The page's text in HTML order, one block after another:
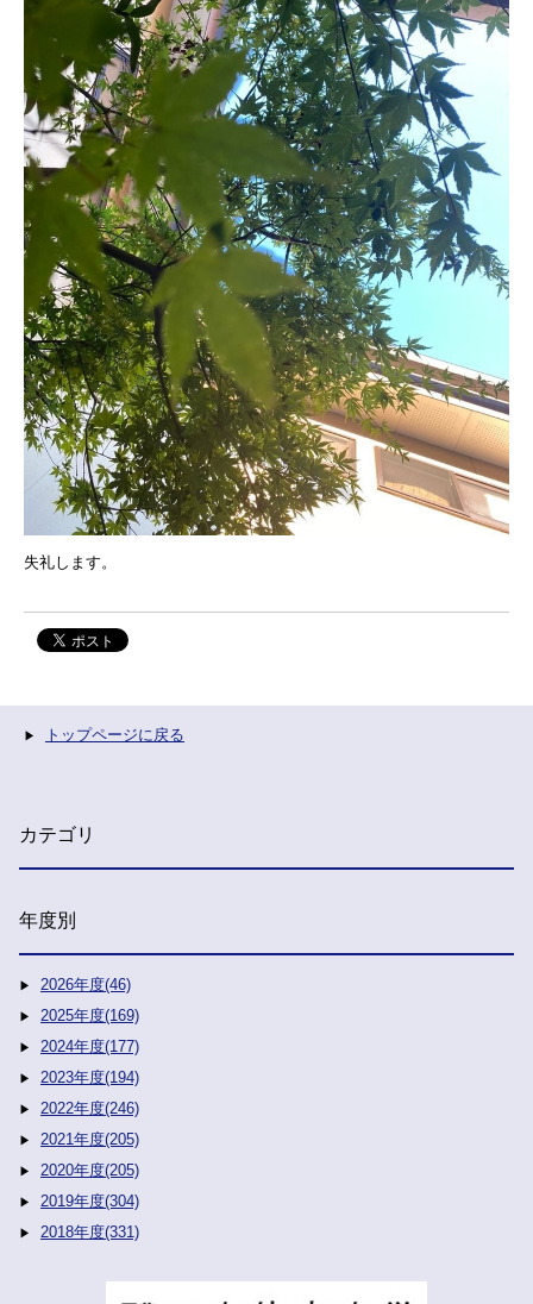
失礼します。
トップページに戻る
カテゴリ
年度別
2026年度(46)
2025年度(169)
2024年度(177)
2023年度(194)
2022年度(246)
2021年度(205)
2020年度(205)
2019年度(304)
2018年度(331)